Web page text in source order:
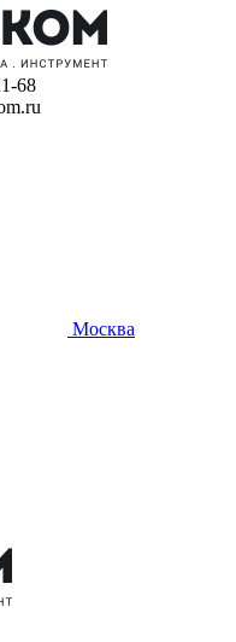
68
Москва